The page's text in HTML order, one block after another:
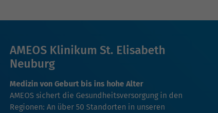
AMEOS Klinikum St. Elisabeth
Neuburg
Medizin von Geburt bis ins hohe Alter
AMEOS sichert die Gesundheitsversorgung in den
Regionen: An über 50 Standorten in unseren